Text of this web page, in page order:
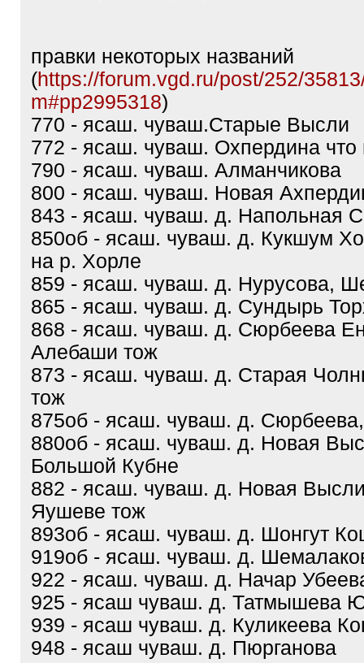
правки некоторых названий
(https://forum.vgd.ru/post/252/
m#pp2995318)
770 - ясаш. чуваш.Старые Высли
772 - ясаш. чуваш. Охпердина
790 - ясаш. чуваш. Алманчикова
800 - ясаш. чуваш. Новая
843 - ясаш. чуваш. д. Напольная
850об - ясаш. чуваш. д. Кукшум
на р. Хорле
859 - ясаш. чуваш. д. Нурусова,
865 - ясаш. чуваш. д. Сундырь
868 - ясаш. чуваш. д. Сюрбеева
Алебаши тож
873 - ясаш. чуваш. д. Старая
тож
875об - ясаш. чуваш. д. Сюрбеева,
880об - ясаш. чуваш. д. Новая
Большой Кубне
882 - ясаш. чуваш. д. Новая
Яушеве тож
893об - ясаш. чуваш. д. Шонгут
919об - ясаш. чуваш. д.
922 - ясаш. чуваш. д. Начар
925 - ясаш чуваш. д. Татмышева
939 - ясаш чуваш. д. Куликеева
948 - ясаш чуваш. д. Пюрганова